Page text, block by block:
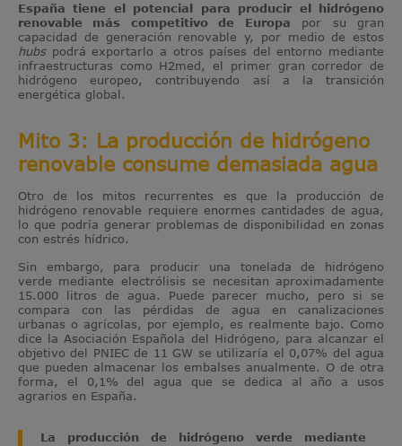
España tiene el potencial para producir el hidrógeno
renovable más competitivo de Europa por su gran
capacidad de generación renovable y, por medio de estos
hubspodrá exportarlo a otros países del entorno mediante
infraestructuras como H2med, el primer gran corredor de
hidrógeno europeo, contribuyendo así a la transición
energética global.
Mito 3: La producción de hidrógeno
renovable consume demasiada agua
Otro de los mitos recurrentes es que la producción de
hidrógeno renovable requiere enormes cantidades de agua,
lo que podría generar problemas de disponibilidad en zonas
con estrés hídrico.
Sin embargo, para producir una tonelada de hidrógeno
verde mediante electrólisis se necesitan aproximadamente
15.000 litros de agua. Puede parecer mucho, pero si se
compara con las pérdidas de agua en canalizaciones
urbanas o agrícolas, por ejemplo, es realmente bajo. Como
dice la Asociación Española del Hidrógeno, para alcanzar el
objetivo del PNIEC de 11 GW se utilizaría el 0,07% del agua
que pueden almacenar los embalses anualmente. O de otra
forma, el 0,1% del agua que se dedica al año a usos
agrarios en España.
La producción de hidrógeno verde mediante